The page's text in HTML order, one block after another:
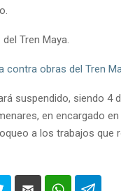
Tren Maya.
contra obras del Tren
suspendido, siendo 4
en encargado
a los trabajos que